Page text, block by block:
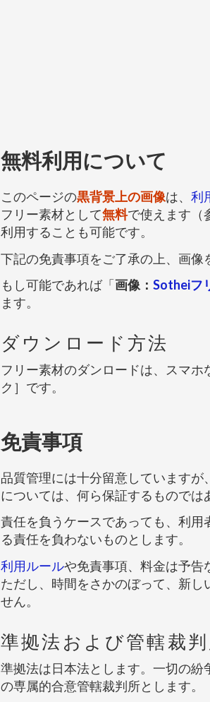
無料利用について
このページの黒背景上の画像は、 利
フリー素材として無料で使えます（
利用することも可能です。
下記の免責事項をご了承の上、画像
もし可能であれば「画像： Sotheiフ
ます。
ダウンロード方法
フリー素材のダンロードは、スマ
ク］です。
免責事項
品質管理には十分留意しています
については、何ら保証するものでは
責任を負うケースであっても、利
る責任を負わないものとします。
利用ルールや免責事項、料金は予告
ただし、時間をさかのぼって、新
せん。
準拠法および管轄裁判
準拠法は日本法とします。一切の
の専属的合意管轄裁判所とします。